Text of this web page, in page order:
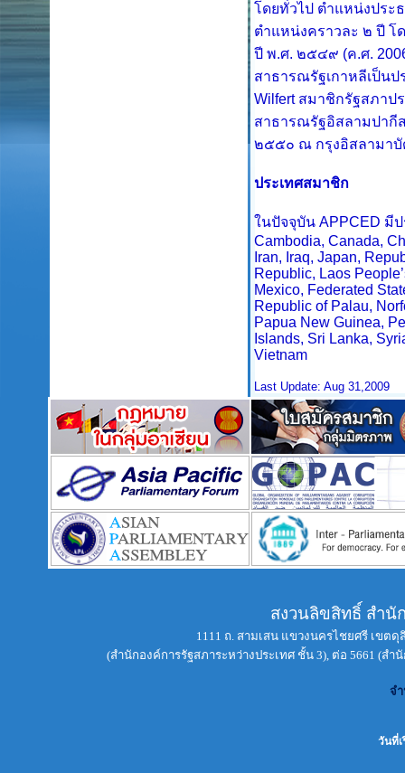
โดยทั่วไป ตำแหน่งประ
ตำแหน่งคราวละ ๒ ปี โ
ปี พ.ศ. ๒๕๔๙ (ค.ศ.
สาธารณรัฐเกาหลีเป็นป
Wilfert สมาชิกรัฐสภาป
สาธารณรัฐอิสลามปากี
๒๕๕๐ ณ กรุงอิสลามา
ประเทศสมาชิก
ในปัจจุบัน APPCED มีป
Cambodia, Canada,
Iran, Iraq, Japan,
Republic, Laos
Mexico, Federated
Republic of Palau,
Papua New Guinea,
Islands, Sri Lanka,
Vietnam
Last Update: Aug 31,2009
สงวนลิขสิทธิ์ สำนั
1111 ถ. สามเสน แขวงนครไชยศรี เขตดุ
(สำนักองค์การรัฐสภาระหว่างประเทศ ชั้น 3), ต่อ 5661 (ส
จ
วันที่เ